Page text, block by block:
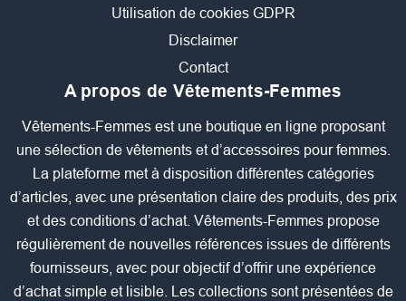
Utilisation de cookies GDPR
Disclaimer
Contact
A propos de Vêtements-Femmes
Vêtements-Femmes est une boutique en ligne proposant
une sélection de vêtements et d’accessoires pour femmes.
La plateforme met à disposition différentes catégories
d’articles, avec une présentation claire des produits, des prix
et des conditions d’achat. Vêtements-Femmes propose
régulièrement de nouvelles références issues de différents
fournisseurs, avec pour objectif d’offrir une expérience
d’achat simple et lisible. Les collections sont présentées de